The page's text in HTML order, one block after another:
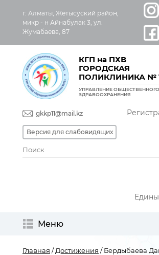
г. Алматы, Жетысуский район,
микр - н Айнабулак 3, ул.
Жумабаева, 87
КГП на ПХВ
ГОРОДСКАЯ
ПОЛИКЛИНИКА №
УПРАВЛЕНИЕ ОБЩЕСТВЕННОГО
ЗДРАВООХРАНЕНИЯ
gkkp11@mail.kz
Версия для слабовидящих
Меню
Главная /Достижения / Бердыбаева